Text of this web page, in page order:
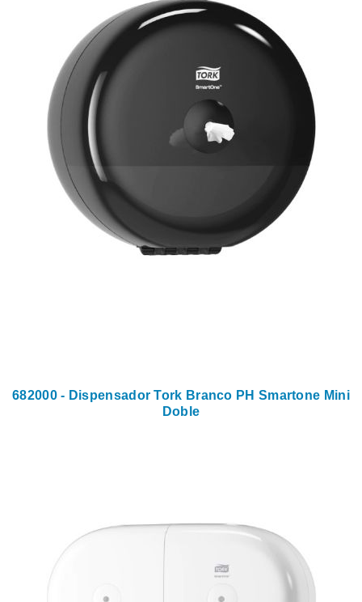
682000 - Dispensador Tork Branco PH Smartone Mini
Doble